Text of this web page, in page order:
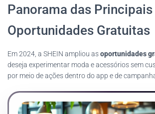
Panorama das Principais
Oportunidades Gratuitas
Em 2024, a SHEIN ampliou asoportunidades
deseja experimentar moda e acessórios sem
por meio de ações dentro do app e de